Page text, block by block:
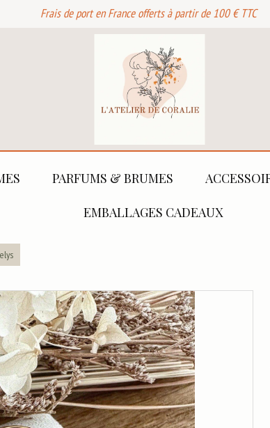
Frais de port en France offerts à partir de 100 € TTC
PARFUMS & BRUMES
EMBALLAGES CADEAUX